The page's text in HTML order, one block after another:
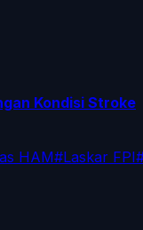
Kondisi Stroke
HAM#Laskar FPI